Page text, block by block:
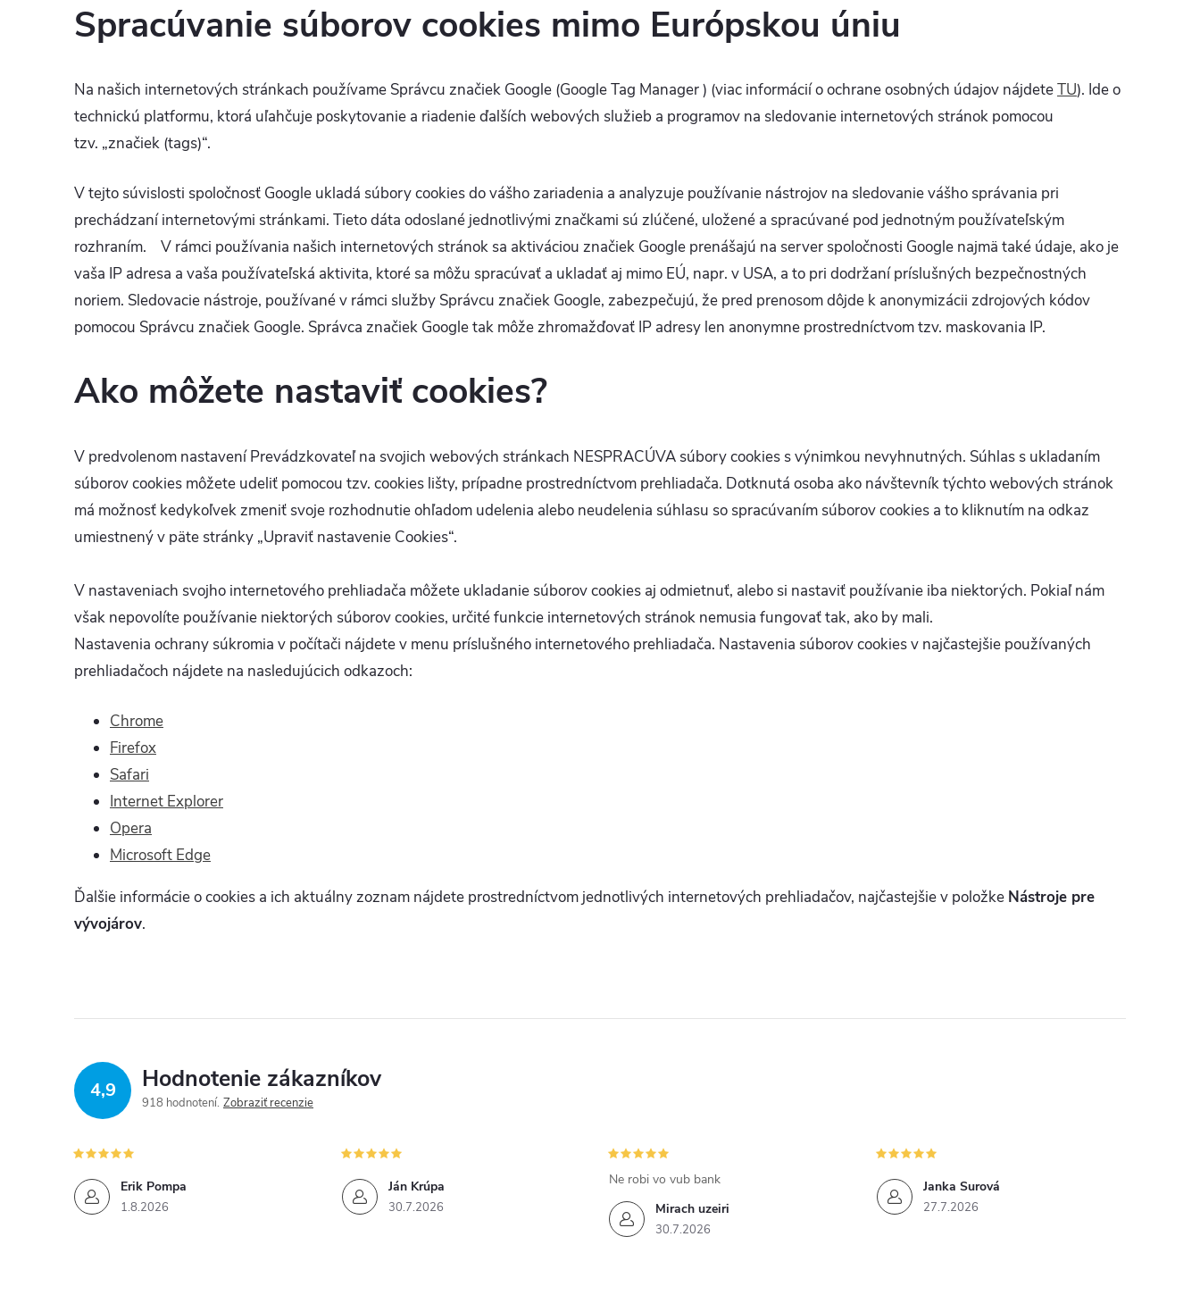
Spracúvanie súborov cookies mimo Európskou úniu
Na našich internetových stránkach používame Správcu značiek Google (Google Tag Manager) (viac informácií o ochrane osobných údajov nájdeteTU). Ide o
technickú platformu, ktorá uľahčuje poskytovanie a riadenie ďalších webových služieb a programov na sledovanie internetových stránok pomocou
tzv. „značiek (tags)“.
V tejto súvislosti spoločnosť Google ukladá súbory cookies do vášho zariadenia a analyzuje používanie nástrojov na sledovanie vášho správania pri
prechádzaní internetovými stránkami. Tieto dáta odoslané jednotlivými značkami sú zlúčené, uložené a spracúvané pod jednotným používateľským
rozhraním.
V rámci používania našich internetových stránok sa aktiváciou značiek Google prenášajú na server spoločnosti Google najmä také údaje, ako je
vaša IP adresa a vaša používateľská aktivita, ktoré sa môžu spracúvať a ukladať aj mimo EÚ, napr. v USA, a to pri dodržaní príslušných bezpečnostných
noriem. Sledovacie nástroje, používané v rámci služby Správcu značiek Google, zabezpečujú, že pred prenosom dôjde k anonymizácii zdrojových kódov
pomocou Správcu značiek Google. Správca značiek Google tak môže zhromažďovať IP adresy len anonymne prostredníctvom tzv. maskovania IP.
Ako môžete nastaviť cookies?
V predvolenom nastavení Prevádzkovateľ na svojich webových stránkach NESPRACÚVA súbory cookies s výnimkou nevyhnutných. Súhlas s ukladaním
súborov cookies môžete udeliť pomocou tzv. cookies lišty, prípadne prostredníctvom prehliadača. Dotknutá osoba ako návštevník týchto webových stránok
má možnosť kedykoľvek zmeniť svoje rozhodnutie ohľadom udelenia alebo neudelenia súhlasu so spracúvaním súborov cookies a to kliknutím na odkaz
umiestnený v päte stránky „Upraviť nastavenie Cookies“.
V nastaveniach svojho internetového prehliadača môžete ukladanie súborov cookies aj odmietnuť, alebo si nastaviť používanie iba niektorých. Pokiaľ nám
však nepovolíte používanie niektorých súborov cookies, určité funkcie internetových stránok nemusia fungovať tak, ako by mali.
Nastavenia ochrany súkromia v počítači nájdete v menu príslušného internetového prehliadača. Nastavenia súborov cookies v najčastejšie používaných
prehliadačoch nájdete na nasledujúcich odkazoch:
Chrome
Firefox
Safari
Internet Explorer
Opera
Microsoft Edge
Ďalšie informácie o cookies a ich aktuálny zoznam nájdete prostredníctvom jednotlivých internetových prehliadačov, najčastejšie v položke Nástroje pre
vývojárov.
4,9 Hodnotenie zákazníkov
918 hodnotení Zobraziť recenzie
Erik Pompa
1.8.2026
Ján Krúpa
30.7.2026 Mirach uzeiri
30.7.2026
Ne robi vo vub bank Janka Surová
27.7.2026